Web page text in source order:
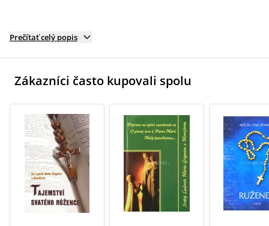
Prečítať celý popis
Zákazníci často kupovali spolu